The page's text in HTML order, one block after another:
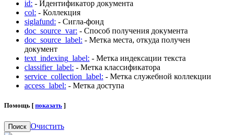
id: - Идентификатор документа
col: - Коллекция
siglafund: - Сигла-фонд
doc_source_var: - Способ получения документа
doc_source_label: - Метка места, откуда получен
документ
text_indexing_label: - Метка индексации текста
classifier_label: - Метка классификатора
service_collection_label: - Метка служебной коллекции
access_label: - Метка доступа
Помощь [ показать ]
Поиск Очистить